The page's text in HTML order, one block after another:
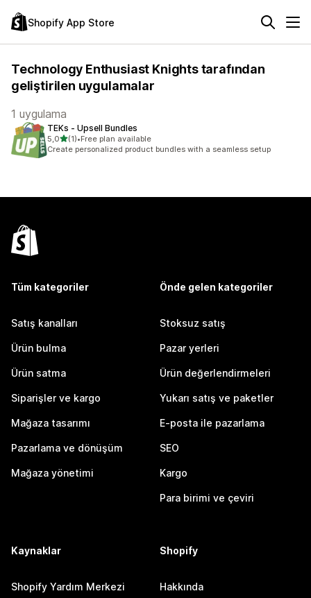
Shopify App Store
Technology Enthusiast Knights tarafından
geliştirilen uygulamalar
1 uygulama
TEKs ‑ Upsell Bundles
5,05 yıldız üzerinden
(1)
toplam 1 değerlendirme
•Free plan available
Create personalized product bundles with a seamless setup
Tüm kategoriler
Satış kanalları
Ürün bulma
Ürün satma
Siparişler ve kargo
Mağaza tasarımı
Pazarlama ve dönüşüm
Mağaza yönetimi
Önde gelen kategoriler
Stoksuz satış
Pazar yerleri
Ürün değerlendirmeleri
Yukarı satış ve paketler
E-posta ile pazarlama
SEO
Kargo
Para birimi ve çeviri
Kaynaklar
Shopify Yardım Merkezi
Shopify
Hakkında